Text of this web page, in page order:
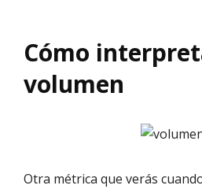
Cómo
volumen
Otra métrica que verás